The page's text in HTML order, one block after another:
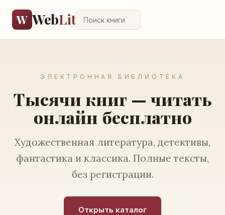
W WebLit
ЭЛЕКТРОННАЯ БИБЛИОТЕКА
Тысячи книг — читать
онлайн бесплатно
Художественная литература, детективы,
фантастика и классика. Полные тексты,
без регистрации.
Открыть каталог